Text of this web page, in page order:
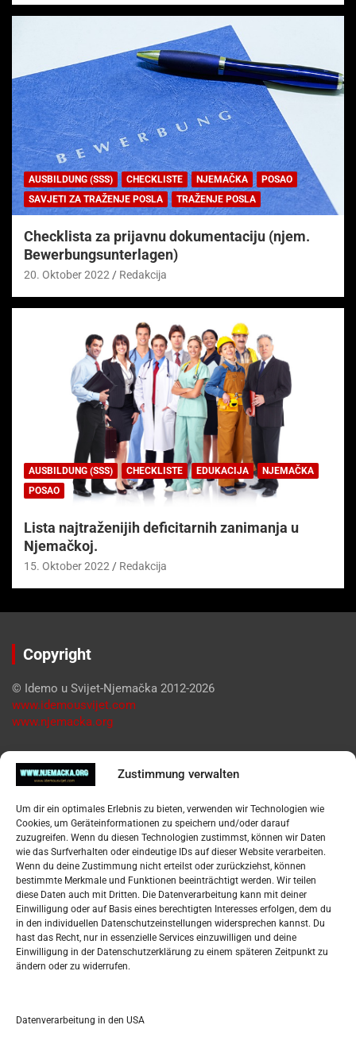
Zustimmung verwalten
Um dir ein optimales Erlebnis zu bieten, verwenden wir Technologien wie
Cookies, um Geräteinformationen zu speichern und/oder darauf
zuzugreifen. Wenn du diesen Technologien zustimmst, können wir Daten
wie das Surfverhalten oder eindeutige IDs auf dieser Website verarbeiten.
Wenn du deine Zustimmung nicht erteilst oder zurückziehst, können
bestimmte Merkmale und Funktionen beeinträchtigt werden. Wir teilen
diese Daten auch mit Dritten. Die Datenverarbeitung kann mit deiner
Einwilligung oder auf Basis eines berechtigten Interesses erfolgen, dem du
in den individuellen Datenschutzeinstellungen widersprechen kannst. Du
hast das Recht, nur in essenzielle Services einzuwilligen und deine
Einwilligung in der Datenschutzerklärung zu einem späteren Zeitpunkt zu
ändern oder zu widerrufen.
Datenverarbeitung in den USA
AUSBILDUNG (SSS) CHECKLISTE NJEMAČKA
POSAO
SAVJETI ZA TRAŽENJE POSLA
TRAŽENJE POSLA
Checklista za prijavnu dokumentaciju (njem.
Bewerbungsunterlagen)
20. Oktober 2022 Redakcija
AUSBILDUNG (SSS) CHECKLISTE EDUKACIJA
NJEMAČKA
POSAO
Lista najtraženijih deficitarnih zanimanja u
Njemačkoj.
15. Oktober 2022 Redakcija
Copyright
© Idemo u Svijet-Njemačka 2012-2026
www.idemousvijet.com
www.njemacka.org
Pregled
Datenschutzerklärung
Widerufsbelehrung
Oglašavanje / Postavite svoj oglas
Tko je “Idemo u Svijet – Njemačka?
Pretražite stranicu:
S